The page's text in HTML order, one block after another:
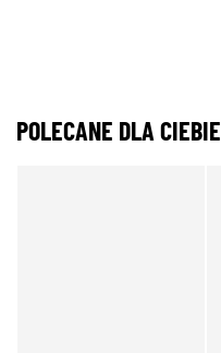
POLECANE DLA CIEBIE